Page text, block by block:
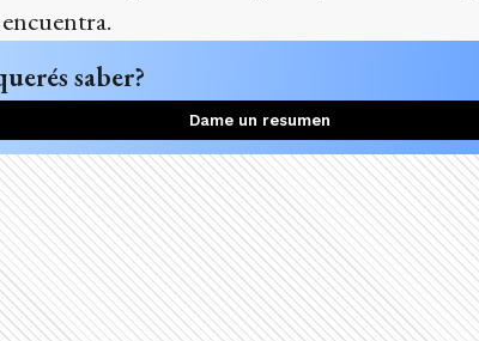
saber?
Dame un resumen